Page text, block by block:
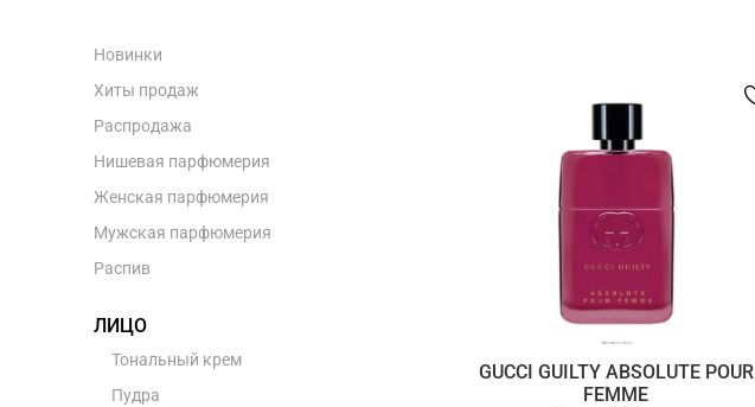
Новинки
Хиты продаж
Распродажа
Нишевая парфюмерия
Женская парфюмерия
Мужская парфюмерия
Распив
ЛИЦО
Тональный крем
Пудра
GUCCI GUILTY ABSOLUTE POUR
FEMME